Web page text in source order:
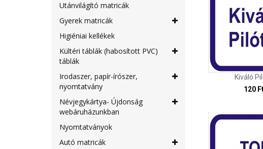
Utánvilágító matricák
Gyerek matricák
Higiéniai kellékek
Kültéri táblák (habosított PVC)
táblák
Irodaszer, papír-írószer,
nyomtatvány
Névjegykártya- Újdonság
webáruházunkban
Nyomtatványok
Autó matricák
Kiváló
120